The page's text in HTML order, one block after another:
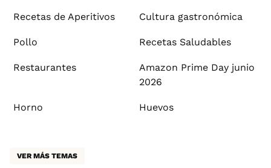
Recetas de Aperitivos Cultura gastronómica
Pollo Recetas Saludables
Restaurantes
Amazon Prime Day junio
2026
Horno Huevos
VER MÁS TEMAS